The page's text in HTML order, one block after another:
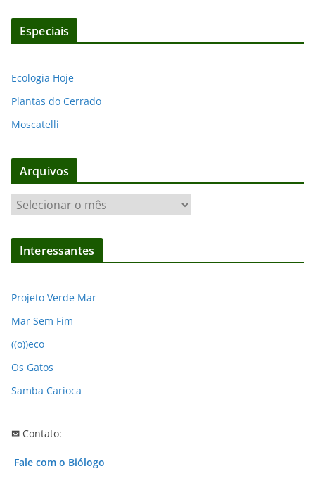
Especiais
Ecologia Hoje
Plantas do Cerrado
Moscatelli
Arquivos
q
s
Interessantes
Projeto Verde Mar
Mar Sem Fim
((o))eco
Os Gatos
Samba Carioca
✉ Contato:
Fale com o Biólogo